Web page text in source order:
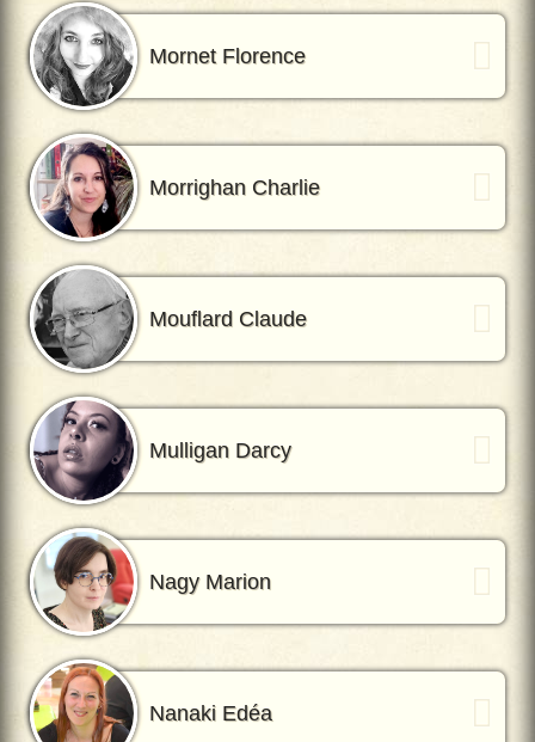
Mornet Florence
Morrighan Charlie
Mouflard Claude
Mulligan Darcy
Nagy Marion
Nanaki Edéa